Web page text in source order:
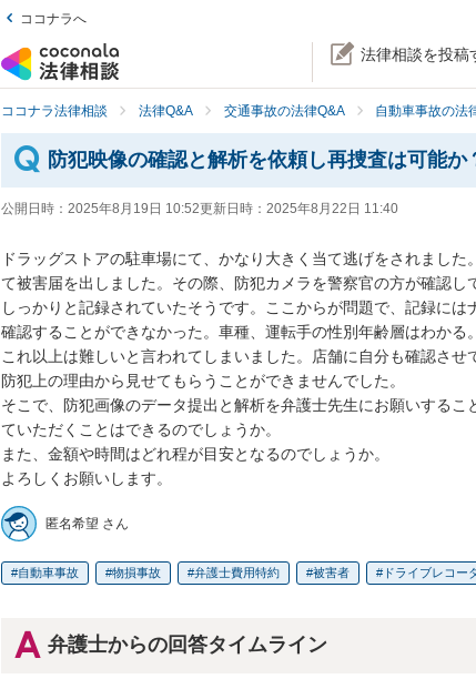
ココナラへ
法律相談を投稿
ココナラ法律相談 法律Q&A 交通事故の法律Q&A 自動車事故の法
防犯映像の確認と解析を依頼し再捜査は可能か
公開日時： 2025年8月19日 10:52更新日時： 2025年8月22日 11:40
ドラッグストアの駐車場にて、かなり大きく当て逃げをされました
て被害届を出しました。その際、防犯カメラを警察官の方が確認し
しっかりと記録されていたそうです。ここからが問題で、記録に
確認することができなかった。車種、運転手の性別年齢層はわかる
これ以上は難しいと言われてしまいました。店舗に自分も確認させ
防犯上の理由から見せてもらうことができませんでした。
そこで、防犯画像のデータ提出と解析を弁護士先生にお願いするこ
ていただくことはできるのでしょうか。
また、金額や時間はどれ程が目安となるのでしょうか。
よろしくお願いします。
匿名希望 さん
自動車事故 物損事故 弁護士費用特約 被害者 ドライブレコー
弁護士からの回答タイムライン